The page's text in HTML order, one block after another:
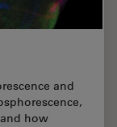
and
how